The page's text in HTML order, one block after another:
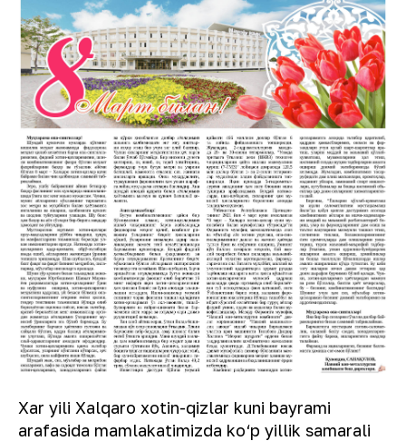
Xar yili Xalqaro xotin-qizlar kuni bayrami
arafasida mamlakatimizda ko‘p yillik samarali